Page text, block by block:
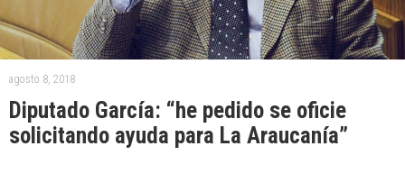
agosto 8, 2018
Diputado García: “he pedido se oficie
solicitando ayuda para La Araucanía”